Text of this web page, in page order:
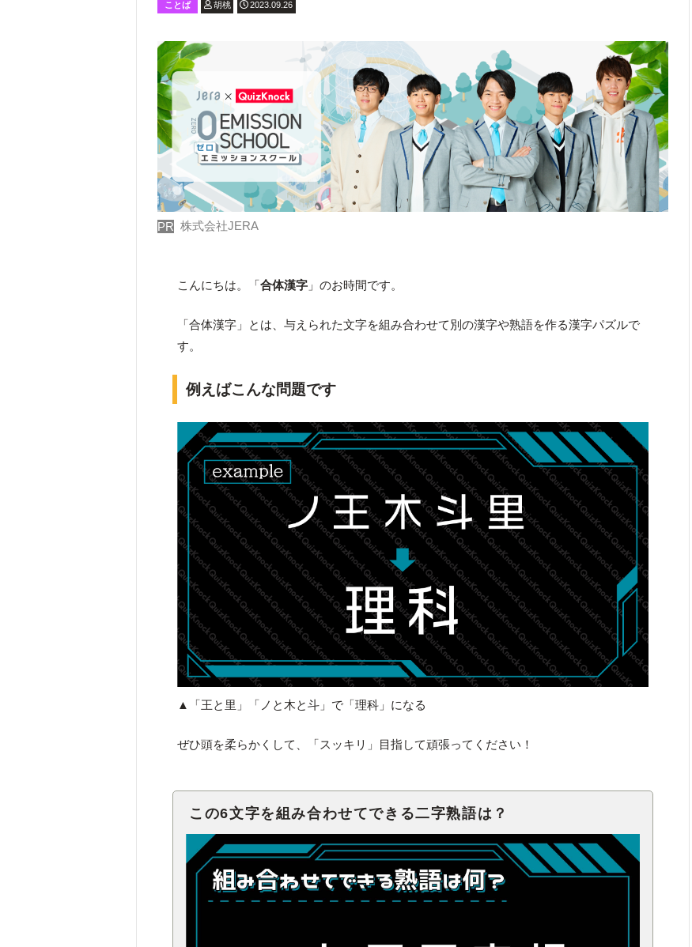
ことば 胡桃 2023.09.26
PR 株式会社JERA
こんにちは。「合体漢字 」のお時間です。
「合体漢字」とは、与えられた文字を組み合わせて別の漢字や熟語を作る漢字パズルで
す。
例えばこんな問題です
▲「王と里」「ノと木と斗」で「理科」になる
ぜひ頭を柔らかくして、「スッキリ」目指して頑張ってください！
この6文字を組み合わせてできる二字熟語は？